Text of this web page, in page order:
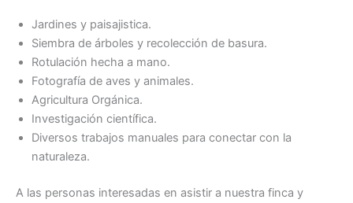
Jardines y paisajistica.
Siembra de árboles y recolección de basura.
Rotulación hecha a mano.
Fotografía de aves y animales.
Agricultura Orgánica.
Investigación científica.
Diversos trabajos manuales para conectar con la
naturaleza.
A las personas interesadas en asistir a nuestra finca y